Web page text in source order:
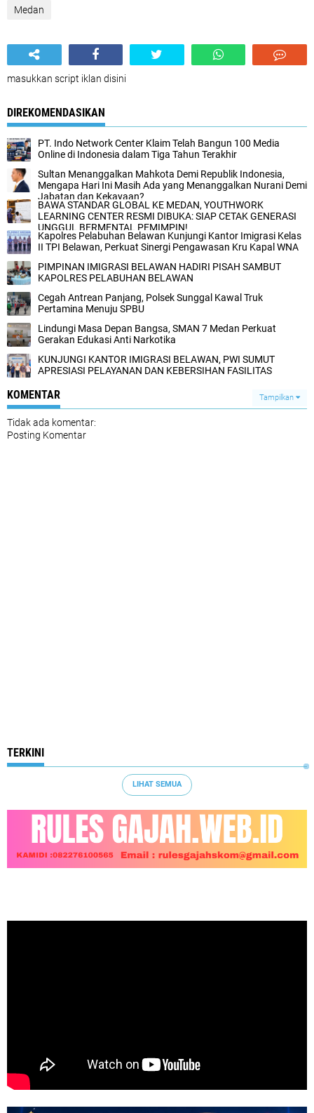
Medan
masukkan script iklan disini
DIREKOMENDASIKAN
PT. Indo Network Center Klaim Telah Bangun 100 Media
Online di Indonesia dalam Tiga Tahun Terakhir
Sultan Menanggalkan Mahkota Demi Republik Indonesia,
Mengapa Hari Ini Masih Ada yang Menanggalkan Nurani Demi
Jabatan dan Kekayaan?
BAWA STANDAR GLOBAL KE MEDAN, YOUTHWORK
LEARNING CENTER RESMI DIBUKA: SIAP CETAK GENERASI
UNGGUL BERMENTAL PEMIMPIN!
Kapolres Pelabuhan Belawan Kunjungi Kantor Imigrasi Kelas
II TPI Belawan, Perkuat Sinergi ‎Pengawasan Kru Kapal WNA ‎
PIMPINAN IMIGRASI BELAWAN HADIRI PISAH SAMBUT
KAPOLRES PELABUHAN BELAWAN
Cegah Antrean Panjang, Polsek Sunggal Kawal Truk
Pertamina Menuju SPBU
Lindungi Masa Depan Bangsa, SMAN 7 Medan Perkuat
Gerakan Edukasi Anti Narkotika
KUNJUNGI KANTOR IMIGRASI BELAWAN, PWI SUMUT
APRESIASI ‎PELAYANAN DAN KEBERSIHAN FASILITAS‎
KOMENTAR Tampilkan
Tidak ada komentar:
Posting Komentar
TERKINI
LIHAT SEMUA